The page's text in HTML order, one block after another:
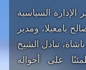
الإدارة السياسية
بامعيلا، ومدير
تبادل الشيخ
على أحواله